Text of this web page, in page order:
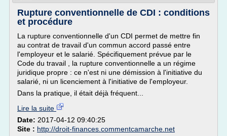
Rupture conventionnelle de CDI : conditions
et procédure
La rupture conventionnelle d'un CDI permet de mettre fin
au contrat de travail d'un commun accord passé entre
l'employeur et le salarié. Spécifiquement prévue par le
Code du travail , la rupture conventionnelle a un régime
juridique propre : ce n'est ni une démission à l'initiative du
salarié, ni un licenciement à l'initiative de l'employeur.
Dans la pratique, il était déjà fréquent...
Lire la suite
Date: 2017-04-12 09:40:25
Site : http://droit-finances.commentcamarche.net